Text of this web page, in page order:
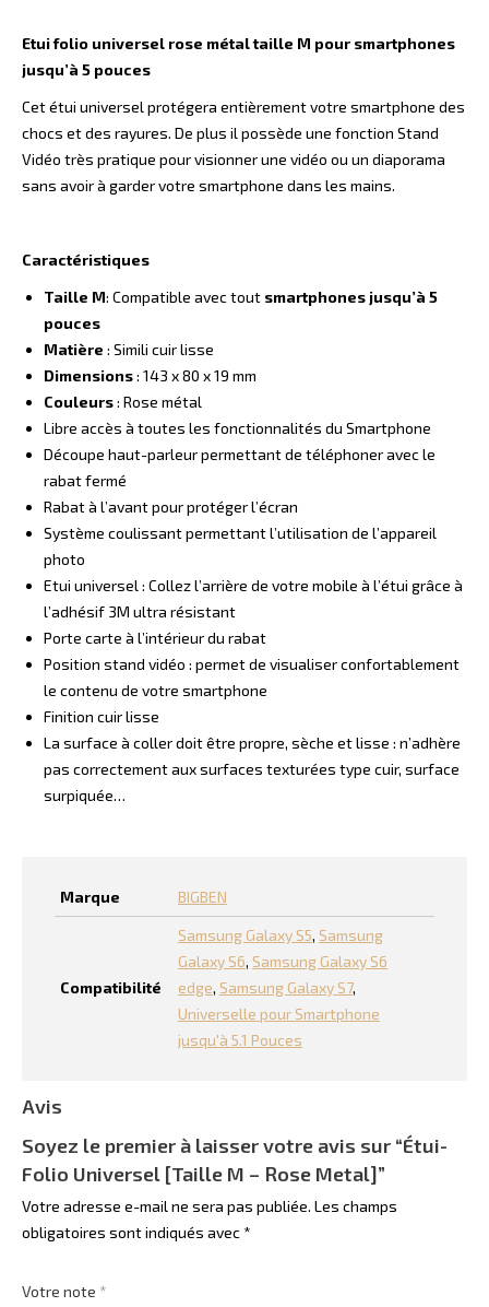
Etui folio universel rose métal taille M pour smartphones
jusqu’à 5 pouces
Cet étui universel protégera entièrement votre smartphone des
chocs et des rayures. De plus il possède une fonction Stand
Vidéo très pratique pour visionner une vidéo ou un diaporama
sans avoir à garder votre smartphone dans les mains.
Caractéristiques
Taille M: Compatible avec tout smartphones jusqu’à 5
pouces
Matière : Simili cuir lisse
Dimensions: 143 x 80 x 19 mm
Couleurs: Rose métal
Libre accès à toutes les fonctionnalités du Smartphone
Découpe haut-parleur permettant de téléphoner avec le
rabat fermé
Rabat à l’avant pour protéger l’écran
Système coulissant permettant l’utilisation de l’appareil
photo
Etui universel : Collez l’arrière de votre mobile à l’étui grâce à
l’adhésif 3M ultra résistant
Porte carte à l’intérieur du rabat
Position stand vidéo : permet de visualiser confortablement
le contenu de votre smartphone
Finition cuir lisse
La surface à coller doit être propre, sèche et lisse : n’adhère
pas correctement aux surfaces texturées type cuir, surface
surpiquée…
Marque BIGBEN
Compatibilité
Samsung Galaxy S5, Samsung
Galaxy S6, Samsung Galaxy S6
edge, Samsung Galaxy S7,
Universelle pour Smartphone
jusqu'à 5.1 Pouces
Avis
Soyez le premier à laisser votre avis sur “Étui-
Folio Universel [Taille M – Rose Metal]”
Votre adresse e-mail ne sera pas publiée. Les champs
obligatoires sont indiqués avec*
Votre note *